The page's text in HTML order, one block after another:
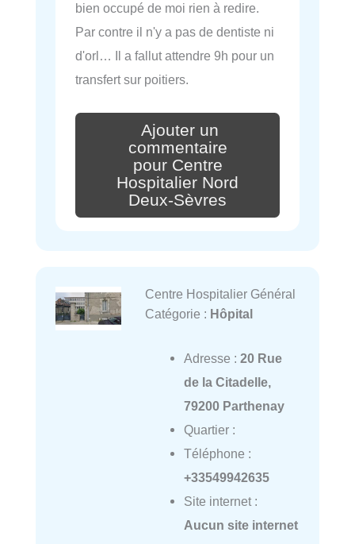
bien occupé de moi rien à redire.
Par contre il n'y a pas de dentiste ni
d'orl… Il a fallut attendre 9h pour un
transfert sur poitiers.
Ajouter un
commentaire
pour Centre
Hospitalier Nord
Deux-Sèvres
Centre Hospitalier Général
Catégorie : Hôpital
Adresse : 20 Rue
de la Citadelle,
79200 Parthenay
Quartier :
Téléphone :
+33549942635
Site internet :
Aucun site internet